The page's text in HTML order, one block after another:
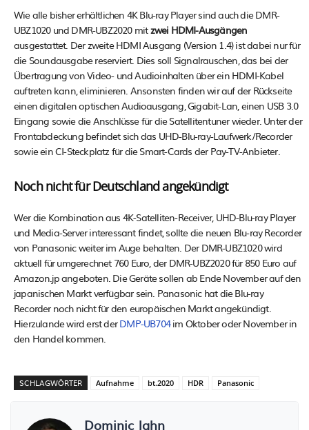
Wie alle bisher erhältlichen 4K Blu-ray Player sind auch die DMR-
UBZ1020 und DMR-UBZ2020 mitzwei HDMI-Ausgängen
ausgestattet. Der zweite HDMI Ausgang (Version 1.4) ist dabei nur für
die Soundausgabe reserviert. Dies soll Signalrauschen, das bei der
Übertragung von Video- und Audioinhalten über ein HDMI-Kabel
auftreten kann, eliminieren. Ansonsten finden wir auf der Rückseite
einen digitalen optischen Audioausgang, Gigabit-Lan, einen USB 3.0
Eingang sowie die Anschlüsse für die Satellitentuner wieder. Unter der
Frontabdeckung befindet sich das UHD-Blu-ray-Laufwerk/Recorder
sowie ein CI-Steckplatz für die Smart-Cards der Pay-TV-Anbieter.
Noch nicht für Deutschland angekündigt
Wer die Kombination aus 4K-Satelliten-Receiver, UHD-Blu-ray Player
und Media-Server interessant findet, sollte die neuen Blu-ray Recorder
von Panasonic weiter im Auge behalten. Der DMR-UBZ1020 wird
aktuell für umgerechnet 760 Euro, der DMR-UBZ2020 für 850 Euro auf
Amazon.jp angeboten. Die Geräte sollen ab Ende November auf den
japanischen Markt verfügbar sein. Panasonic hat die Blu-ray
Recorder noch nicht für den europäischen Markt angekündigt.
Hierzulande wird erst derDMP-UB704im Oktober oder November in
den Handel kommen.
SCHLAGWÖRTER Aufnahme bt.2020 HDR Panasonic
Dominic Jahn